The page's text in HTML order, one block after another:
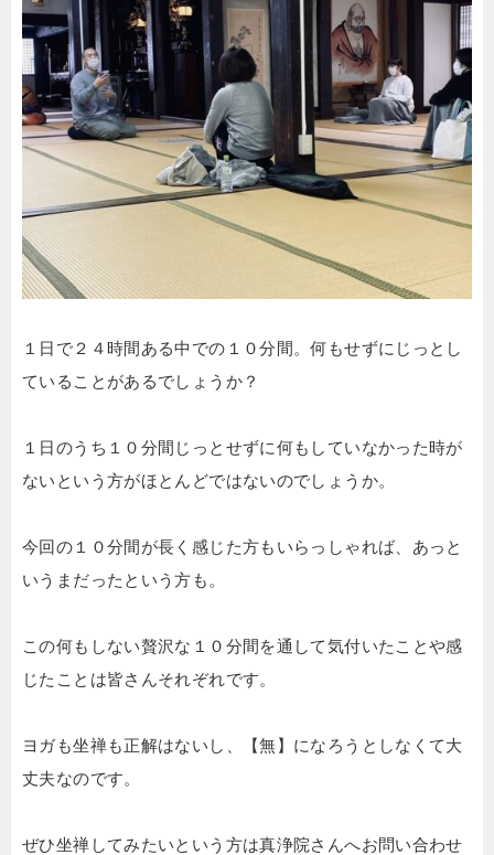
１日で２４時間ある中での１０分間。何もせずにじっとし
ていることがあるでしょうか？
１日のうち１０分間じっとせずに何もしていなかった時が
ないという方がほとんどではないのでしょうか。
今回の１０分間が長く感じた方もいらっしゃれば、あっと
いうまだったという方も。
この何もしない贅沢な１０分間を通して気付いたことや感
じたことは皆さんそれぞれです。
ヨガも坐禅も正解はないし、【無】になろうとしなくて大
丈夫なのです。
ぜひ坐禅してみたいという方は真浄院さんへお問い合わせ